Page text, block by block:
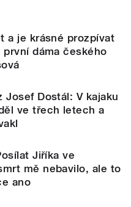
a je krásné prozpívat
dáma českého
Josef Dostál: V kajaku
ve třech letech a
Jiříka ve
mě nebavilo, ale to
ano